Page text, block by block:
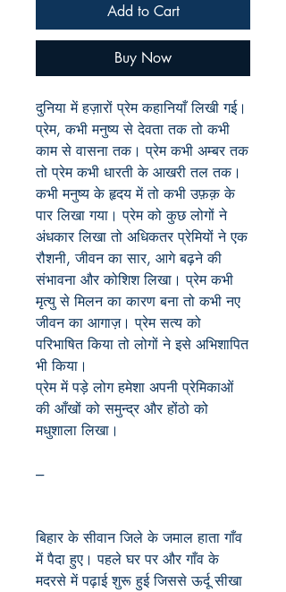
Add to Cart
Buy Now
दुनिया में हज़ारों प्रेम कहानियाँ लिखी गई।
प्रेम, कभी मनुष्य से देवता तक तो कभी
काम से वासना तक। प्रेम कभी अम्बर तक
तो प्रेम कभी धारती के आखरी तल तक।
कभी मनुष्य के हृदय में तो कभी उफ़क़ के
पार लिखा गया। प्रेम को कुछ लोगों ने
अंधकार लिखा तो अधिकतर प्रेमियों ने एक
रौशनी, जीवन का सार, आगे बढ़ने की
संभावना और कोशिश लिखा। प्रेम कभी
मृत्यु से मिलन का कारण बना तो कभी नए
जीवन का आगाज़। प्रेम सत्य को
परिभाषित किया तो लोगों ने इसे अभिशापित
भी किया।
प्रेम में पड़े लोग हमेशा अपनी प्रेमिकाओं
की आँखों को समुन्द्र और होंठो को
मधुशाला लिखा।
---
बिहार के सीवान जिले के जमाल हाता गाँव
में पैदा हुए। पहले घर पर और गाँव के
मदरसे में पढ़ाई शुरू हुई जिससे ऊर्दू सीखा